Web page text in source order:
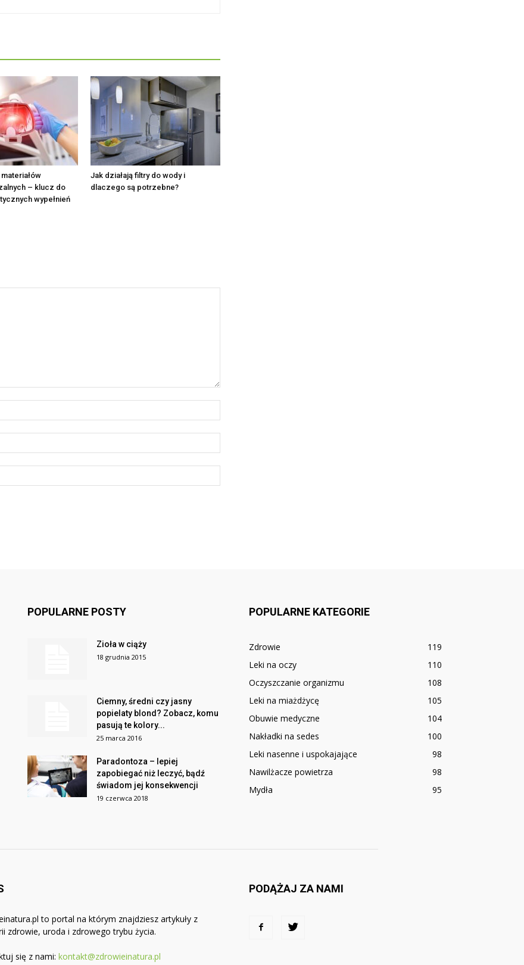
– klucz do
wypełnień
Jak działają filtry do wody i
dlaczego są potrzebne?
POPULARNE POSTY
Zioła w ciąży
18 grudnia 2015
Ciemny, średni czy jasny
popielaty blond? Zobacz, komu
pasują te kolory...
25 marca 2016
Paradontoza – lepiej
zapobiegać niż leczyć, bądź
świadom jej konsekwencji
19 czerwca 2018
POPULARNE KATEGORIE
Zdrowie
119
Leki na oczy
110
Oczyszczanie organizmu
108
Leki na miażdżycę
105
Obuwie medyczne
104
Nakładki na sedes
100
Leki nasenne i uspokajające
98
Nawilżacze powietrza
98
Mydła
95
to portal na którym znajdziesz artykuły z
zdrowie, uroda i zdrowego trybu życia.
się z nami: kontakt@zdrowieinatura.pl
PODĄŻAJ ZA NAMI